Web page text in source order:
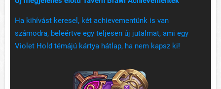
Ha kihívást keresel, két achievementünk is van
számodra, beleértve egy teljesen új jutalmat, ami egy
Violet Hold témájú kártya hátlap, ha nem kapsz ki!